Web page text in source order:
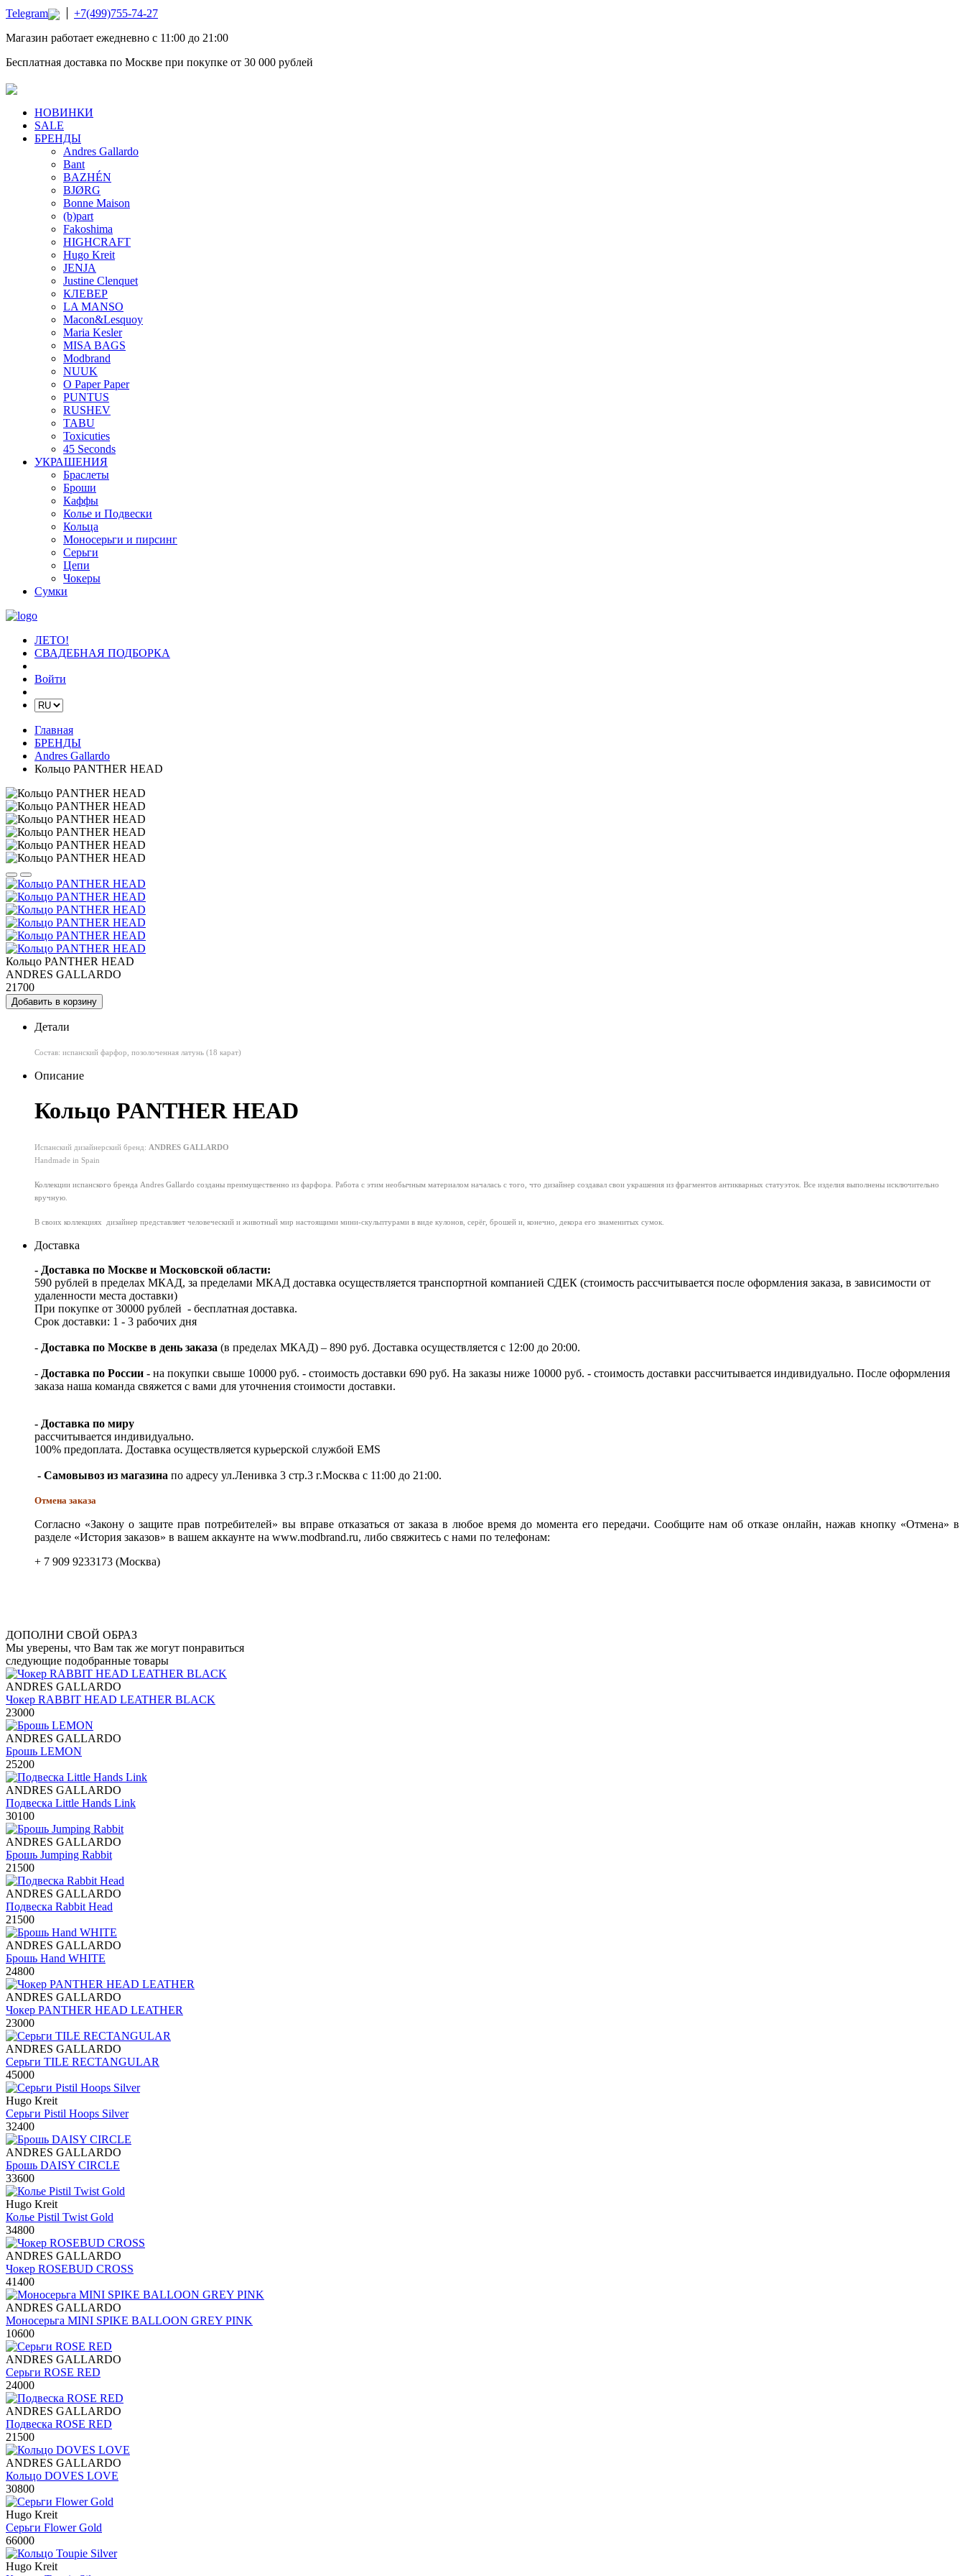
Telegram
+7(499)755-74-27
Магазин работает ежедневно с 11:00 до 21:00
Бесплатная доставка по Москве при покупке от 30 000 рублей
НОВИНКИ
SALE
БРЕНДЫ
Andres Gallardo
Bant
BAZHÉN
BJØRG
Bonne Maison
(b)part
Fakoshima
HIGHCRAFT
Hugo Kreit
JENJA
Justine Clenquet
КЛЕВЕР
LA MANSO
Macon&Lesquoy
Maria Kesler
MISA BAGS
Modbrand
NUUK
O Paper Paper
PUNTUS
RUSHEV
TABU
Toxicuties
45 Seconds
УКРАШЕНИЯ
Браслеты
Броши
Каффы
Колье и Подвески
Кольца
Моносерьги и пирсинг
Серьги
Цепи
Чокеры
Сумки
ЛЕТО!
СВАДЕБНАЯ ПОДБОРКА
Войти
Главная
БРЕНДЫ
Andres Gallardo
Кольцо PANTHER HEAD
Кольцо PANTHER HEAD
ANDRES GALLARDO
21700
Добавить в корзину
Детали
Состав: испанский фарфор, позолоченная латунь (18 карат)
Описание
Кольцо PANTHER HEAD
Испанский дизайнерский бренд: ANDRES GALLARDO
Handmade in Spain
Коллекции испанского бренда Andres Gallardo созданы преимущественно из фарфора. Работа с этим необычным материалом началась с того, что дизайнер создавал свои украшения из фрагментов антикварных статуэток. Все изделия выполнены исключительно
вручную.
В своих коллекциях дизайнер представляет человеческий и животный мир настоящими мини-скульптурами в виде кулонов, серёг, брошей и, конечно, декора его знаменитых сумок.
Доставка
- Доставка по Москве и Московской области:
590 рублей в пределах МКАД, за пределами МКАД доставка осуществляется транспортной компанией СДЕК (стоимость рассчитывается после оформления заказа, в зависимости от
удаленности места доставки)
При покупке от 30000 рублей - бесплатная доставка.
Срок доставки: 1 - 3 рабочих дня
- Доставка по Москве в день заказа (в пределах МКАД) – 890 руб. Доставка осуществляется с 12:00 до 20:00.
- Доставка по России - на покупки свыше 10000 руб. - стоимость доставки 690 руб. На заказы ниже 10000 руб. - стоимость доставки рассчитывается индивидуально. После оформления
заказа наша команда свяжется с вами для уточнения стоимости доставки.
- Доставка по миру
рассчитывается индивидуально.
100% предоплата. Доставка осуществляется курьерской службой EMS
- Самовывоз из магазина по адресу ул.Ленивка 3 стр.3 г.Москва с 11:00 до 21:00.
Отмена заказа
Согласно «Закону о защите прав потребителей» вы вправе отказаться от заказа в любое время до момента его передачи. Сообщите нам об отказе онлайн, нажав кнопку «Отмена» в
разделе «История заказов» в вашем аккаунте на www.modbrand.ru, либо свяжитесь с нами по телефонам:
+ 7 909 9233173 (Москва)
ДОПОЛНИ СВОЙ ОБРАЗ
Мы уверены, что Вам так же могут понравиться
следующие подобранные товары
ANDRES GALLARDO
Чокер RABBIT HEAD LEATHER BLACK
23000
ANDRES GALLARDO
Брошь LEMON
25200
ANDRES GALLARDO
Подвеска Little Hands Link
30100
ANDRES GALLARDO
Брошь Jumping Rabbit
21500
ANDRES GALLARDO
Подвеска Rabbit Head
21500
ANDRES GALLARDO
Брошь Hand WHITE
24800
ANDRES GALLARDO
Чокер PANTHER HEAD LEATHER
23000
ANDRES GALLARDO
Серьги TILE RECTANGULAR
45000
Hugo Kreit
Серьги Pistil Hoops Silver
32400
ANDRES GALLARDO
Брошь DAISY CIRCLE
33600
Hugo Kreit
Колье Pistil Twist Gold
34800
ANDRES GALLARDO
Чокер ROSEBUD CROSS
41400
ANDRES GALLARDO
Моносерьга MINI SPIKE BALLOON GREY PINK
10600
ANDRES GALLARDO
Серьги ROSE RED
24000
ANDRES GALLARDO
Подвеска ROSE RED
21500
ANDRES GALLARDO
Кольцо DOVES LOVE
30800
Hugo Kreit
Серьги Flower Gold
66000
Hugo Kreit